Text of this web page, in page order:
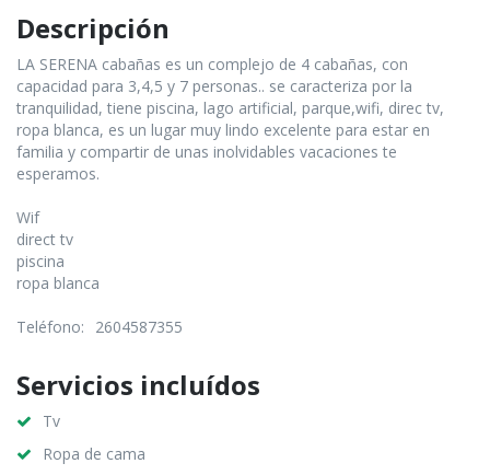
Descripción
LA SERENA cabañas es un complejo de 4 cabañas, con
capacidad para 3,4,5 y 7 personas.. se caracteriza por la
tranquilidad, tiene piscina, lago artificial, parque,wifi, direc tv,
ropa blanca, es un lugar muy lindo excelente para estar en
familia y compartir de unas inolvidables vacaciones te
esperamos.
Wif
direct tv
piscina
ropa blanca
Teléfono: 2604587355
Servicios incluídos
Tv
Ropa de cama